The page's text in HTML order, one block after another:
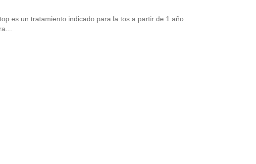
es un tratamiento indicado para la tos a partir de 1 año.